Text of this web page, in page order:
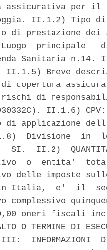
assicurativa per il
II.1.2) Tipo
o di prestazione
principale
Sanitaria n.14.
II.1.5) Breve
copertura
di
II.1.6)
di applicazione
Divisione  in
II.2)
o  entita'
delle imposte
Italia,  e'  il
complessivo
oneri fiscali
O TERMINE DI
III:  INFORMAZIONI